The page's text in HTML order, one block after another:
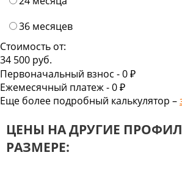
36 месяцев
Стоимость от:
34 500 руб.
Первоначальный взнос -0 ₽
Ежемесячный платеж -0₽
Еще более подробный калькулятор –
ЦЕНЫ НА ДРУГИЕ
РАЗМЕРЕ: